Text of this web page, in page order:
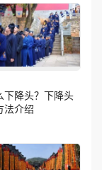
下降头？下降头
法介绍